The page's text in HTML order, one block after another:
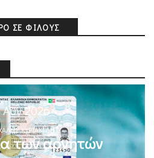
ΣΕ ΦΊΛΟΥΣ
2026
ΚΥΡΙΑΚΊΔΗΣ
των αρνητών